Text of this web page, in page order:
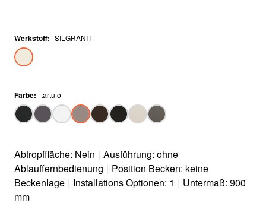
Werkstoff: SILGRANIT
Farbe: tartufo
Abtropffläche: Nein | Ausführung: ohne
Ablauffernbedienung | Position Becken: keine
Beckenlage | Installations Optionen: 1 | Untermaß: 900
mm